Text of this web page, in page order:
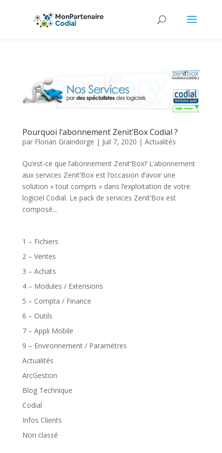
Pourquoi l’abonnement Zenit’Box Codial ?
par Florian Graindorge | Juil 7, 2020 | Actualités
Qu’est-ce que l’abonnement Zenit’Box? L’abonnement
aux services Zenit’Box est l’occasion d’avoir une
solution « tout compris » dans l’exploitation de votre
logiciel Codial. Le pack de services Zenit’Box est
composé...
1 – Fichiers
2 – Ventes
3 – Achats
4 – Modules / Extensions
5 – Compta / Finance
6 – Outils
7 – Appli Mobile
9 – Environnement / Paramètres
Actualités
ArcGestion
Blog Technique
Codial
Infos Clients
Non classé